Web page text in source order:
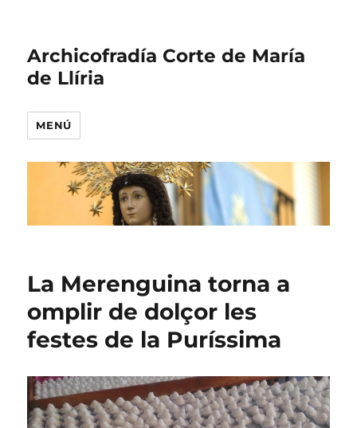
Archicofradía Corte de María
de Llíria
MENÚ
La Merenguina torna a
omplir de dolçor les
festes de la Puríssima